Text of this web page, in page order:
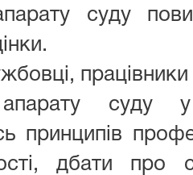
суду
апарату суду
принципів
дбати про